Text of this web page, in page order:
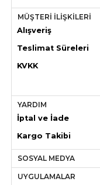
MÜŞTERİ İLİŞKİLERİ
Alışveriş
Teslimat Süreleri
KVKK
YARDIM
İptal ve İade
Kargo Takibi
SOSYAL MEDYA
UYGULAMALAR